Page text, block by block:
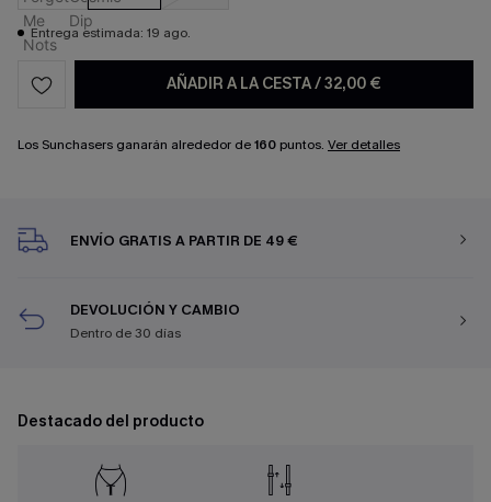
Entrega estimada: 19 ago.
AÑADIR A LA CESTA/32,00 €
Los Sunchasers ganarán alrededor de160 puntos. Ver detalles
ENVÍO GRATIS A PARTIR DE 49 €
DEVOLUCIÓN Y CAMBIO
Dentro de 30 días
Destacado del producto